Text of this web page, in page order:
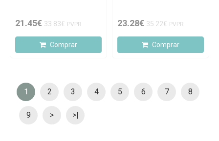
21.45€ 33.83€ PVPR
Comprar
23.28€ 35.22€ PVPR
Comprar
1 2 3 4 5 6 7 8
9 > >|